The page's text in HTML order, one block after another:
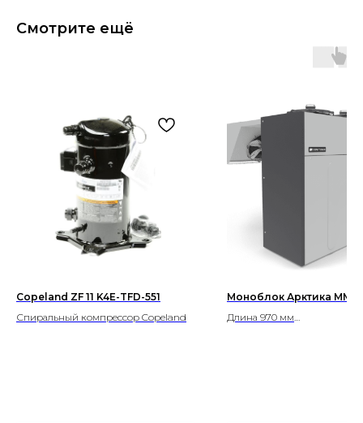
Смотрите ещё
Copeland ZF 11 K4E-TFD-551
Спиральный компрессор Copeland
Моноблок Арктика ММН
Длина 970 мм